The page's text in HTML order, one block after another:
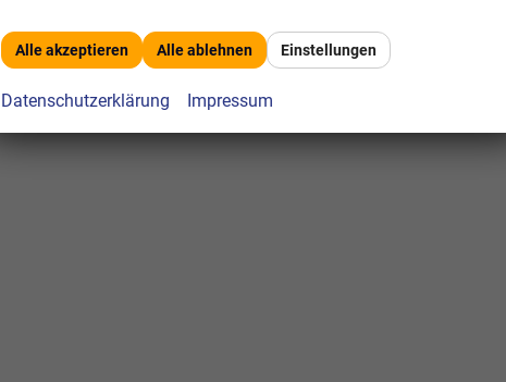
Alle akzeptieren Alle ablehnen Einstellungen
Datenschutzerklärung Impressum